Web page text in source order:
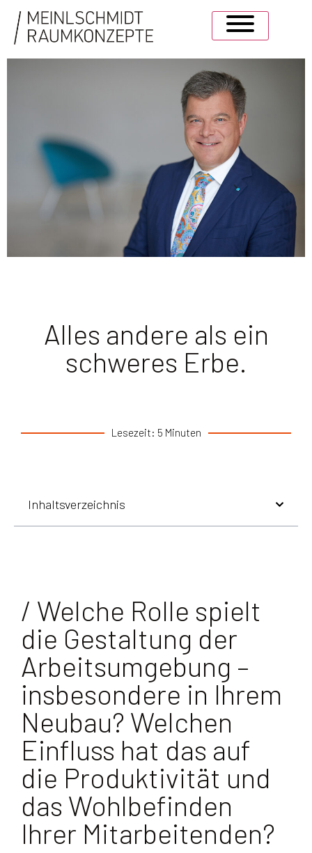
Alles andere als ein
schweres Erbe.
Lesezeit: 5 Minuten
Inhaltsverzeichnis
/ Welche Rolle spielt
die Gestaltung der
Arbeitsumgebung –
insbesondere in Ihrem
Neubau? Welchen
Einfluss hat das auf
die Produktivität und
das Wohlbefinden
Ihrer Mitarbeitenden?